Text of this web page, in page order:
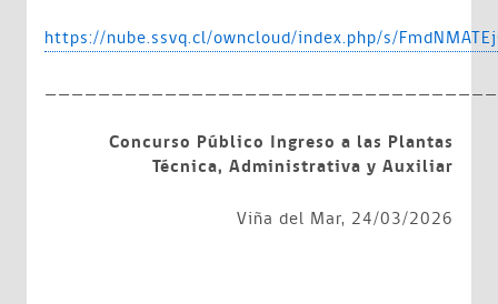
https://nube.ssvq.cl/owncloud/index.php/s/
Concurso Público Ingreso a las Plantas
Técnica, Administrativa y Auxiliar
Viña del Mar, 24/03/2026